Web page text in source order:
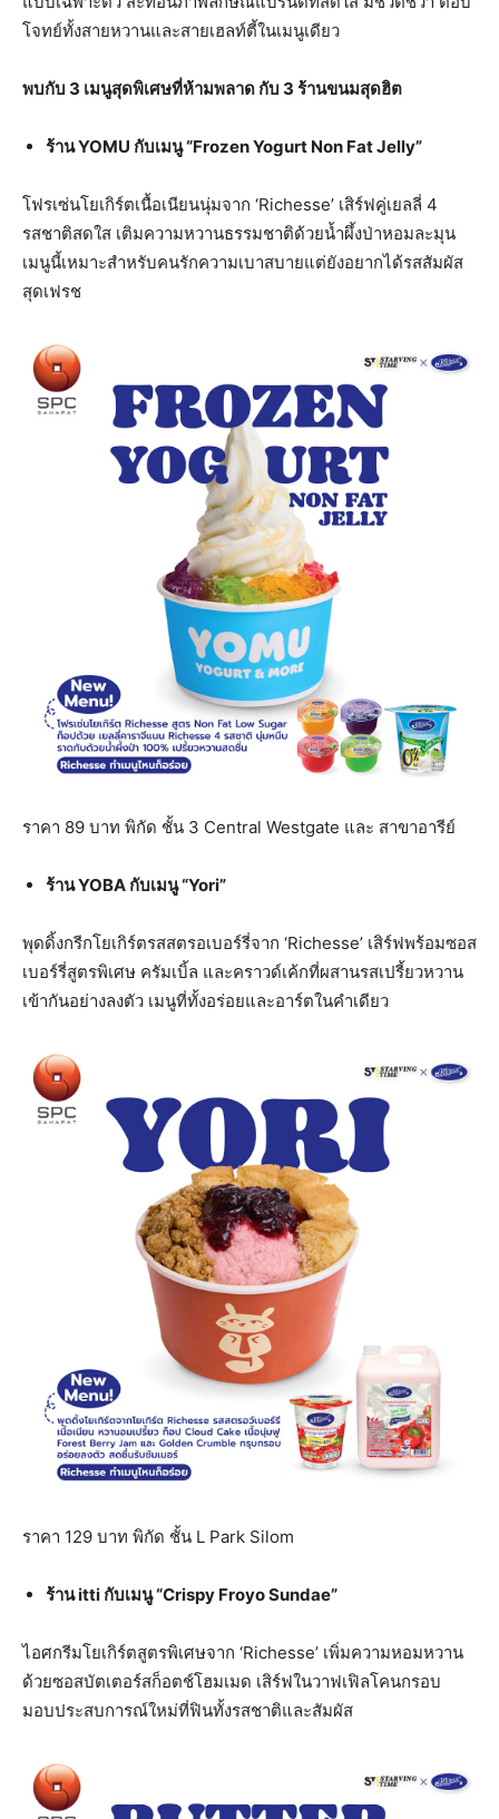
โจทย์ทั้งสายหวานและสายเฮลท์ตี้ในเมนูเดียว
พบกับ 3 เมนูสุดพิเศษที่ห้ามพลาด กับ 3 ร้านขนมสุดฮิต
ร้านYOMU กับเมนู “Frozen Yogurt Non Fat Jelly”
โฟรเซ่นโยเกิร์ตเนื้อเนียนนุ่มจาก ‘Richesse’ เสิร์ฟคู่เยลลี่ 4
รสชาติสดใส เติมความหวานธรรมชาติด้วยน้ำผึ้งป่าหอมละมุน
เมนูนี้เหมาะสำหรับคนรักความเบาสบายแต่ยังอยากได้รสสัมผัส
สุดเฟรช
ราคา 89 บาท พิกัด ชั้น 3 Central Westgate และ สาขาอารีย์
ร้านYOBA กับเมนู “Yori”
พุดดิ้งกรีกโยเกิร์ตรสสตรอเบอร์รี่จาก ‘Richesse’ เสิร์ฟพร้อมซอส
เบอร์รี่สูตรพิเศษ ครัมเบิ้ล และคราวด์เค้กที่ผสานรสเปรี้ยวหวาน
เข้ากันอย่างลงตัว เมนูที่ทั้งอร่อยและอาร์ตในคำเดียว
ราคา 129 บาท พิกัด ชั้น L Park Silom
ร้านitti กับเมนู “Crispy Froyo Sundae”
ไอศกรีมโยเกิร์ตสูตรพิเศษจาก ‘Richesse’ เพิ่มความหอมหวาน
ด้วยซอสบัตเตอร์สก็อตช์โฮมเมด เสิร์ฟในวาฟเฟิลโคนกรอบ
มอบประสบการณ์ใหม่ที่ฟินทั้งรสชาติและสัมผัส